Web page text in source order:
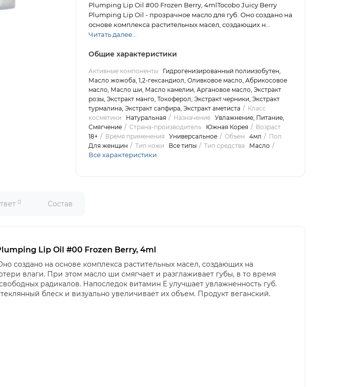
Plumping Lip Oil #00 Frozen Berry, 4mlTocobo Juicy Berry
Plumping Lip Oil - прозрачное масло для губ. Оно создано на
основе комплекса растительных масел, создающих н...
Читать далее...
Общие характеристики
Активные компоненты
Гидрогенизированный полиизобутен,
Масло жожоба, 1,2-гександиол, Оливковое масло, Абрикосовое
масло, Масло ши, Масло камелии, Аргановое масло, Экстракт
розы, Экстракт манго, Токоферол, Экстракт черники, Экстракт
турмалина, Экстракт сапфира, Экстракт аметиста
Класс
косметики
Натуральная Назначение
Увлажнение, Питание,
Смягчение
Страна-производитель Южная Корея
Возраст
18+
Время применения Универсальное Объем 4мл
Пол
Для женщин
Тип кожи Все типы Тип средства Масло
Все характеристики
0 Состав
Lip Oil #00 Frozen Berry, 4ml
создано на основе комплекса растительных масел, создающих на
влаги. При этом масло ши смягчает и разглаживает губы, в то время
радикалов. Напоследок витамин Е улучшает увлажненность губ.
блеск и визуально увеличивает их объем. Продукт веганский.